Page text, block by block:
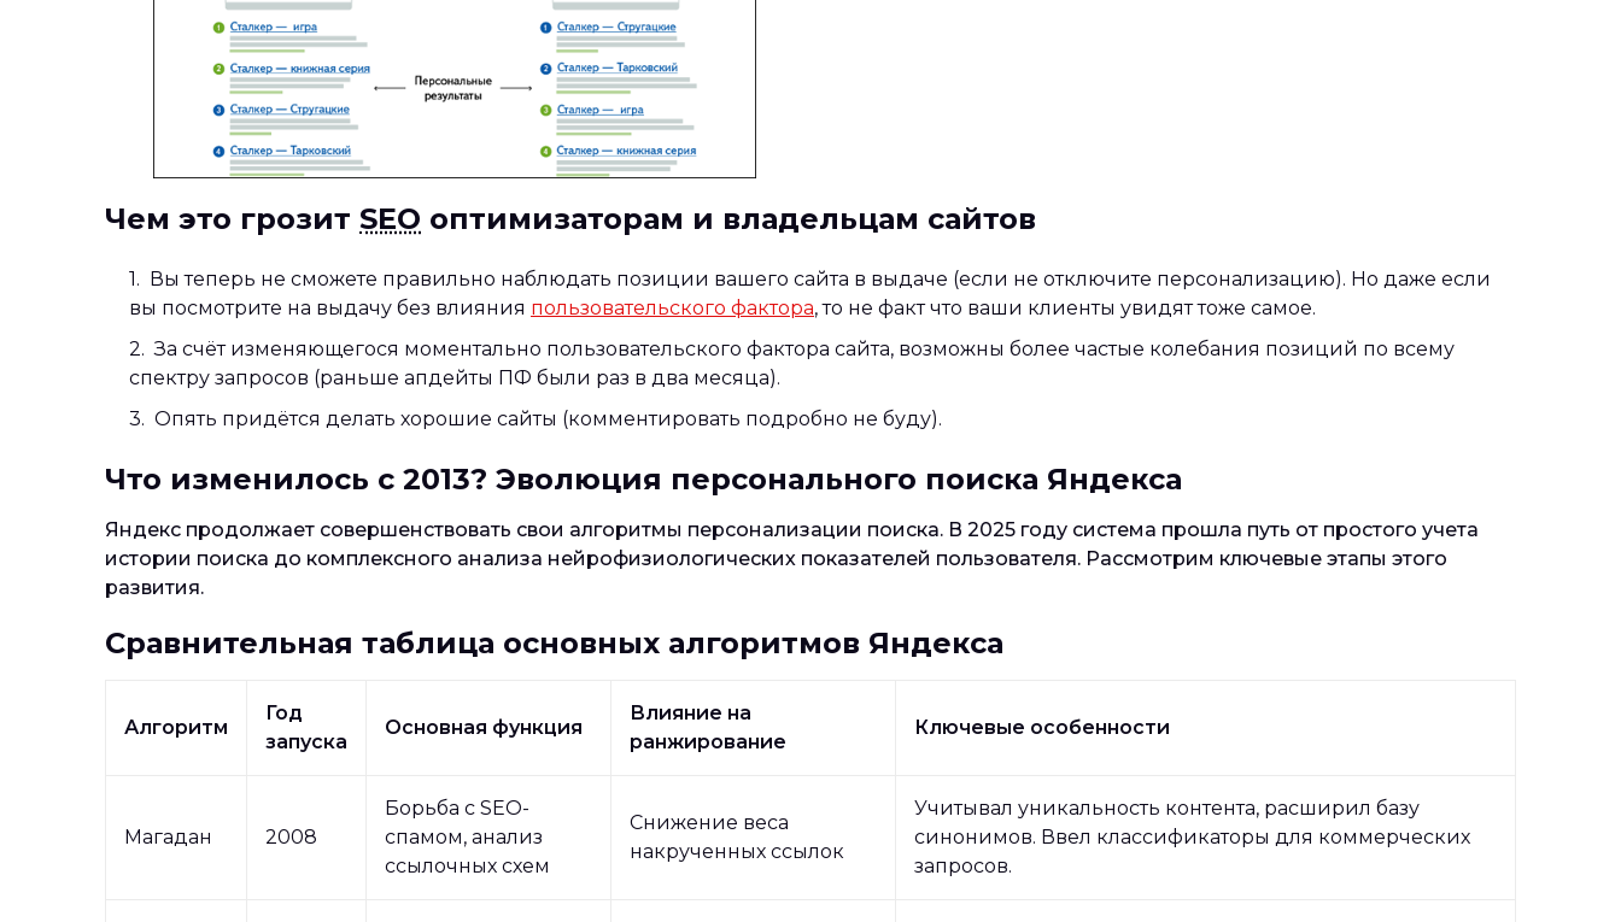
Чем это грозит SEO оптимизаторам и владельцам сайтов
Вы теперь не сможете правильно наблюдать позиции вашего сайта в выдаче (если не отключите персонализацию). Но даже если
вы посмотрите на выдачу без влияния пользовательского фактора, то не факт что ваши клиенты увидят тоже самое.
За счёт изменяющегося моментально пользовательского фактора сайта, возможны более частые колебания позиций по всему
спектру запросов (раньше апдейты ПФ были раз в два месяца).
Опять придётся делать хорошие сайты (комментировать подробно не буду).
Что изменилось с 2013? Эволюция персонального поиска Яндекса
Яндекс продолжает совершенствовать свои алгоритмы персонализации поиска. В 2025 году система прошла путь от простого учета
истории поиска до комплексного анализа нейрофизиологических показателей пользователя. Рассмотрим ключевые этапы этого
развития.
Сравнительная таблица основных алгоритмов Яндекса
Алгоритм
Год
запуска
Основная функция
Влияние на
ранжирование
Ключевые особенности
Магадан 2008
Борьба с SEO-
спамом, анализ
ссылочных схем
Снижение веса
накрученных ссылок
Учитывал уникальность контента, расширил базу
синонимов. Ввел классификаторы для коммерческих
запросов.